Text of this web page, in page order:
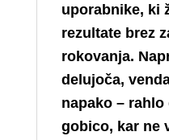
uporabnike, ki
rezultate brez
rokovanja.
delujoča,
napako –
gobico, kar ne